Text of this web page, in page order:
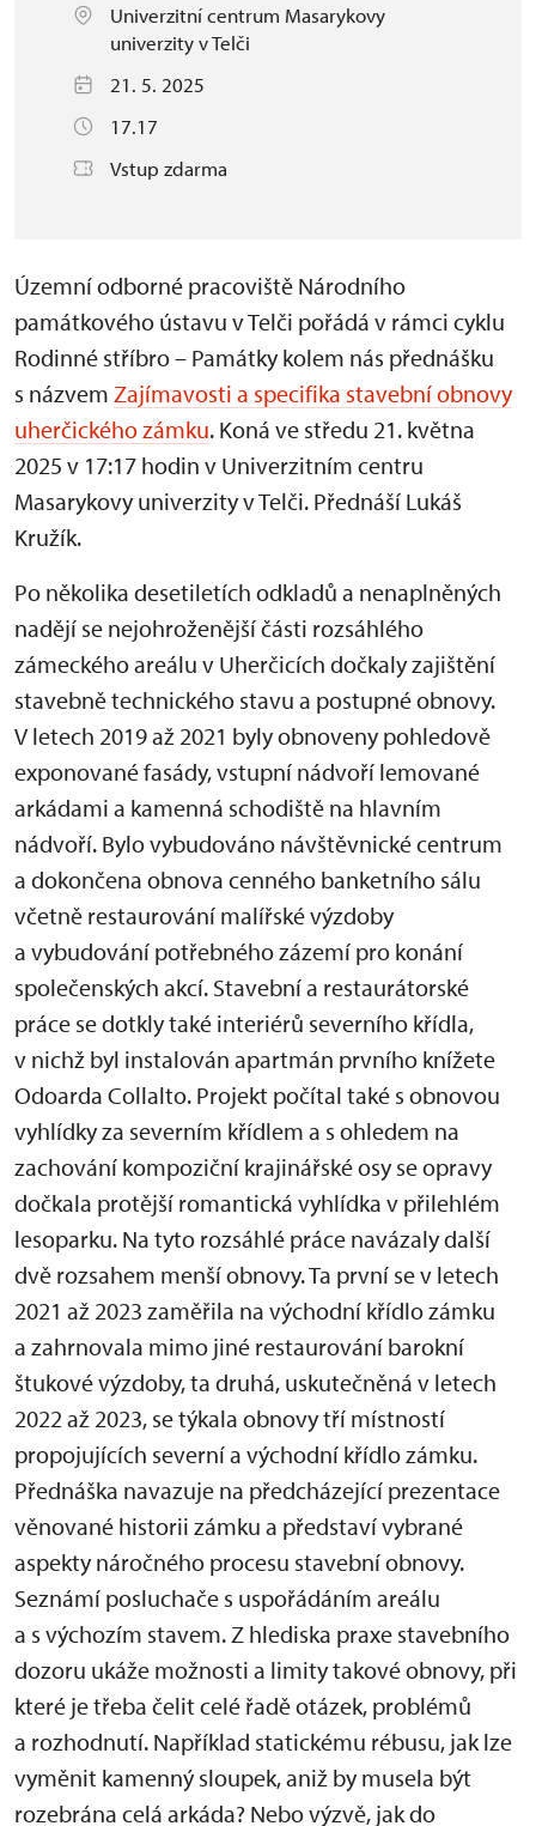
Univerzitní centrum Masarykovy
univerzity v Telči
21. 5. 2025
17.17
Vstup zdarma
Územní odborné pracoviště Národního
památkového ústavu v Telči pořádá v rámci cyklu
Rodinné stříbro – Památky kolem nás přednášku
s názvem Zajímavosti a specifika stavební obnovy
uherčického zámku. Koná ve středu 21. května
2025 v 17:17 hodin v Univerzitním centru
Masarykovy univerzity v Telči. Přednáší Lukáš
Kružík.
Po několika desetiletích odkladů a nenaplněných
nadějí se nejohroženější části rozsáhlého
zámeckého areálu v Uherčicích dočkaly zajištění
stavebně technického stavu a postupné obnovy.
V letech 2019 až 2021 byly obnoveny pohledově
exponované fasády, vstupní nádvoří lemované
arkádami a kamenná schodiště na hlavním
nádvoří. Bylo vybudováno návštěvnické centrum
a dokončena obnova cenného banketního sálu
včetně restaurování malířské výzdoby
a vybudování potřebného zázemí pro konání
společenských akcí. Stavební a restaurátorské
práce se dotkly také interiérů severního křídla,
v nichž byl instalován apartmán prvního knížete
Odoarda Collalto. Projekt počítal také s obnovou
vyhlídky za severním křídlem a s ohledem na
zachování kompoziční krajinářské osy se opravy
dočkala protější romantická vyhlídka v přilehlém
lesoparku. Na tyto rozsáhlé práce navázaly další
dvě rozsahem menší obnovy. Ta první se v letech
2021 až 2023 zaměřila na východní křídlo zámku
a zahrnovala mimo jiné restaurování barokní
štukové výzdoby, ta druhá, uskutečněná v letech
2022 až 2023, se týkala obnovy tří místností
propojujících severní a východní křídlo zámku.
Přednáška navazuje na předcházející prezentace
věnované historii zámku a představí vybrané
aspekty náročného procesu stavební obnovy.
Seznámí posluchače s uspořádáním areálu
a s výchozím stavem. Z hlediska praxe stavebního
dozoru ukáže možnosti a limity takové obnovy, při
které je třeba čelit celé řadě otázek, problémů
a rozhodnutí. Například statickému rébusu, jak lze
vyměnit kamenný sloupek, aniž by musela být
rozebrána celá arkáda? Nebo výzvě, jak do